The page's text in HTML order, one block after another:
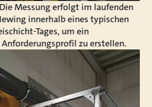
Messung erfolgt im laufenden
innerhalb eines typischen
Tages, um ein
zu erstellen.